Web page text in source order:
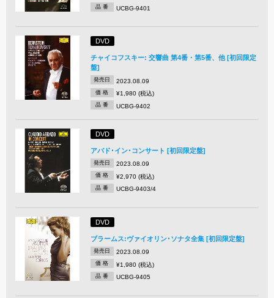
品 番 UCBG-9401
DVD
チャイコフスキー: 交響曲 第4番・第5番、他 [初回限定
盤]
発売日 2023.08.09
価 格 ¥1,980 (税込)
品 番 UCBG-9402
DVD
アバド･イン･コンサート [初回限定盤]
発売日 2023.08.09
価 格 ¥2,970 (税込)
品 番 UCBG-9403/4
DVD
ブラームス:ヴァイオリン･ソナタ全集 [初回限定盤]
発売日 2023.08.09
価 格 ¥1,980 (税込)
品 番 UCBG-9405